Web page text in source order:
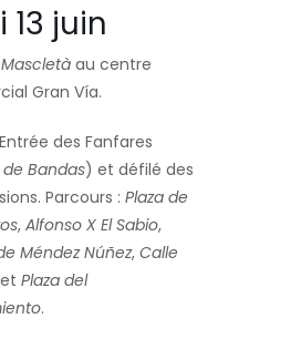
juin
Mascletà au centre
Gran Vía.
des Fanfares
Bandas) et défilé des
Parcours : Plaza de
, Alfonso X El Sabio,
Méndez Núñez, Calle
et Plaza del
.